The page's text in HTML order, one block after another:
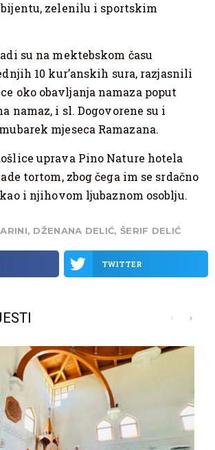
zelenilu i sportskim
su na mektebskom času
10 kur’anskih sura, razjasnili
oko obavljanja namaza poput
namaz, i sl. Dogovorene su i
mjeseca Ramazana.
uprava Pino Nature hotela
tortom, zbog čega im se srdačno
i njihovom ljubaznom osoblju.
, DŽENANA DELIĆ, ŠERIF DELIĆ
TWITTER